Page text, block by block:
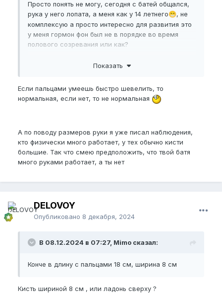
Просто понять не могу, сегодня с батей общался,
рука у него лопата, а меня как у 14 летнего😁, не
комплексую а просто интересно для развития это
у меня гормон фон был не в порядке во время
полового созревания или как?
Пожалуйста, зарегистрируйтесь
изображение.
Показать
Если пальцами умеешь быстро шевелить, то
нормальная, если нет, то не нормальная
А по поводу размеров руки я уже писал наблюдения,
кто физически много работает, у тех обычно кисти
большие. Так что смею предположить, что твой батя
много руками работает, а ты нет
DELOVOY
Опубликовано 8 декабря, 2024
В 08.12.2024 в 07:27, Mimo сказал:
Конче в длину с пальцами 18 см, ширина 8 см
Кисть шириной 8 см , или ладонь сверху ?